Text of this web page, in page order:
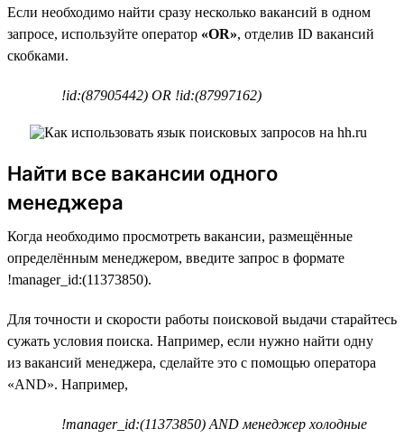
Если необходимо найти сразу несколько вакансий в одном
запросе, используйте оператор «OR», отделив ID вакансий
скобками.
!id:(87905442) OR !id:(87997162)
Найти все вакансии одного
менеджера
Когда необходимо просмотреть вакансии, размещённые
определённым менеджером, введите запрос в формате
!manager_id:(11373850).
Для точности и скорости работы поисковой выдачи старайтесь
сужать условия поиска. Например, если нужно найти одну
из вакансий менеджера, сделайте это с помощью оператора
«AND». Например,
!manager_id:(11373850) AND менеджер холодные